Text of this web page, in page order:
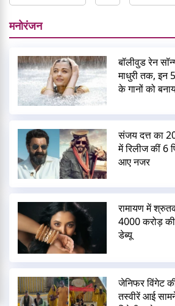
मनोरंजन
बॉलीवुड रेन
माधुरी तक, इन
के गानों को
संजय दत्त का
में रिलीज कीं 6
आए नजर
रामायण में
4000 करोड़
डेब्यू
जेनिफर विंगेट
तस्वीरें आई